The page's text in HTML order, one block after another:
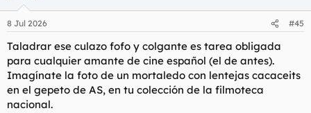
e
:
8 Jul 2026 #45
Taladrar ese culazo fofo y colgante es tarea obligada
para cualquier amante de cine español (el de antes).
Imagínate la foto de un mortaledo con lentejas cacaceits
en el gepeto de AS, en tu colección de la filmoteca
nacional.